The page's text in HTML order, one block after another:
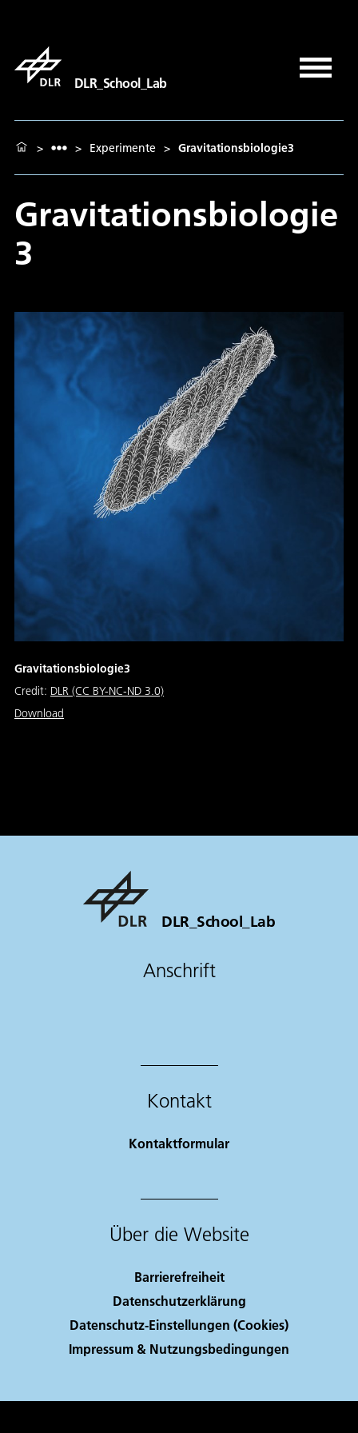
DLR_School_Lab
> > Experimente > Gravitationsbiologie3
Gravitationsbiologie
3
Gravitationsbiologie3
Credit: DLR (CC BY-NC-ND 3.0)
Download
DLR_School_Lab
Anschrift
Kontakt
Kontaktformular
Über die Website
Barrierefreiheit
Datenschutzerklärung
Datenschutz-Einstellungen (Cookies)
Impressum & Nutzungsbedingungen